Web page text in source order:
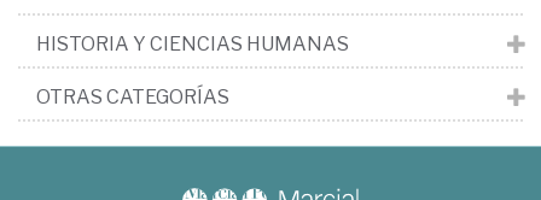
HISTORIA Y CIENCIAS HUMANAS
OTRAS CATEGORÍAS